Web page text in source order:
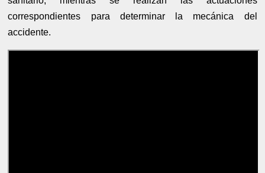
correspondientes para determinar la mecánica del
accidente.